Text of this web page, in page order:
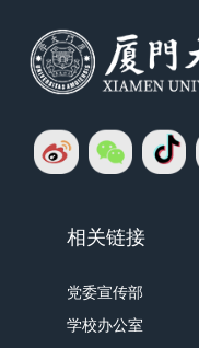
相关链接
党委宣传部
学校办公室